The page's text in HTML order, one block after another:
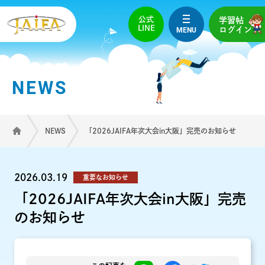
公式
LINE
MENU
学習帖
ログイン
NEWS
NEWS 「2026JAIFA年次大会in大阪」完売のお知らせ
2026.03.19 重要なお知らせ
「2026JAIFA年次大会in大阪」完売
のお知らせ